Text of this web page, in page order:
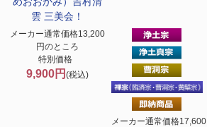
雲 三美会！
メーカー通常価格13,200
円のところ
特別価格
9,900円 (税込)
メーカー通常価格17,600